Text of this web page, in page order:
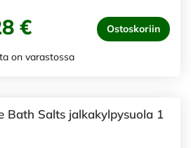
€ Ostoskoriin
on varastossa
Bath Salts jalkakylpysuola 1